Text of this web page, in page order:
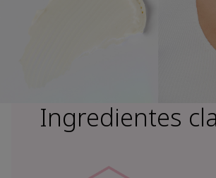
Ingredientes